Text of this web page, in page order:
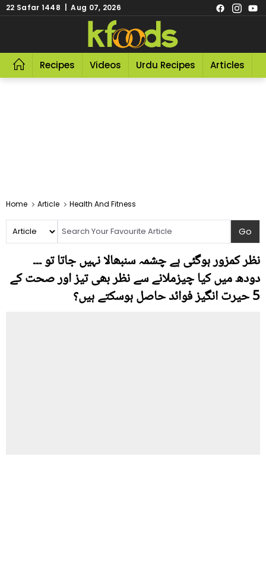
22 Safar 1448 | Aug 07, 2026
Recipes Videos Urdu Recipes Articles
Home Article Health And Fitness
نظر کمزور ہوگئی ہے چشمہ سنبھالا نہیں جاتا تو ۔۔۔
دودھ میں کیا چیزملانے سے نظر بھی تیز اور صحت کے
5 حیرت انگیز فوائد حاصل ہوسکتے ہیں؟